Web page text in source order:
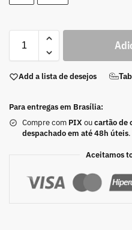
Add a lista de desejos
Para entregas em Brasília:
Compre com PIX oucartão de
despachado em até 48h úteis.
Aceitamos